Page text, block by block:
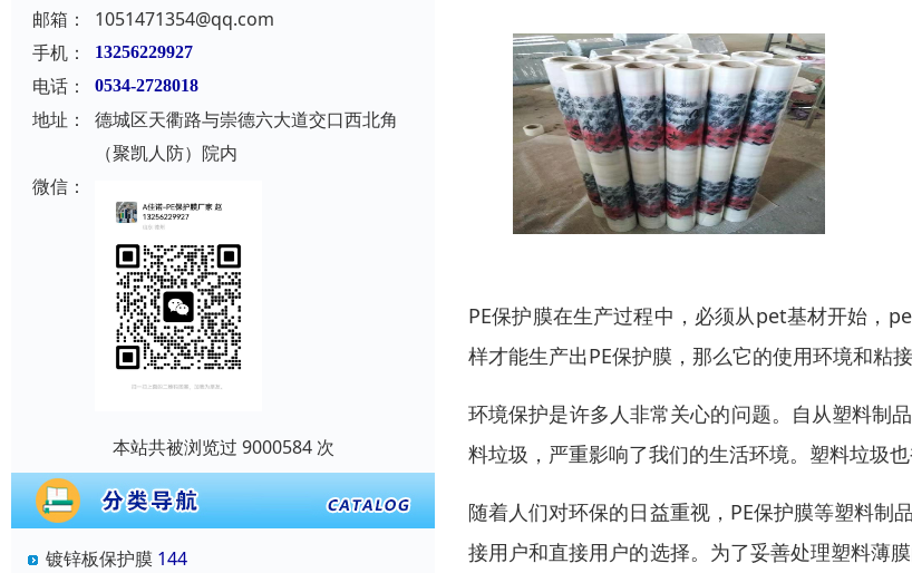
邮箱：
1051471354@qq.com
手机：
13256229927
电话： 0534-2728018
地址：
德城区天衢路与崇德六大道交口西北角
（聚凯人防）院内
微信：
本站共被浏览过 9000584 次
镀锌板保护膜 144
PE保护膜在生产过程中，必须从pet基材开始，
样才能生产出PE保护膜，那么它的使用环境和粘
环境保护是许多人非常关心的问题。自从塑料制
料垃圾，严重影响了我们的生活环境。塑料垃圾
随着人们对环保的日益重视，PE保护膜等塑料制
接用户和直接用户的选择。为了妥善处理塑料薄